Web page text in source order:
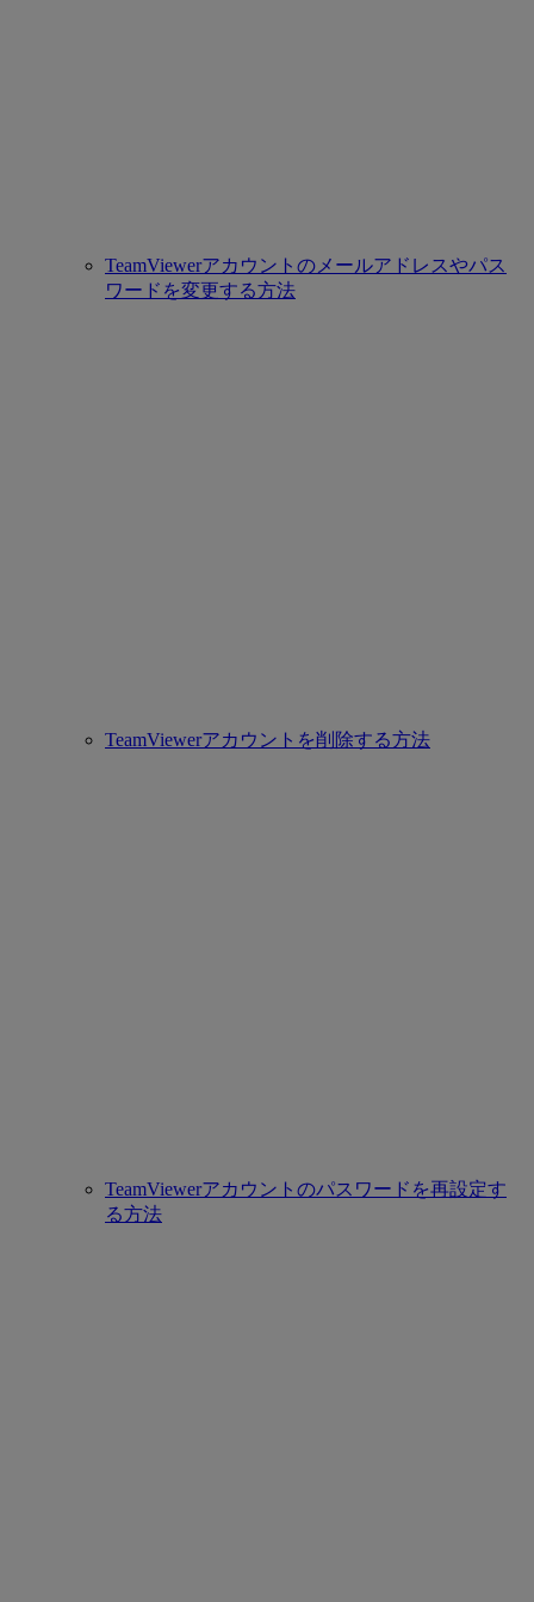
TeamViewerアカウントのメールアドレスやパス
ワードを変更する方法
TeamViewerアカウントを削除する方法
TeamViewerアカウントのパスワードを再設定す
る方法